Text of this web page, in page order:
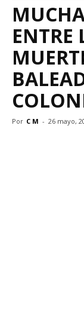
ENTRE
Por C M - 26 mayo,